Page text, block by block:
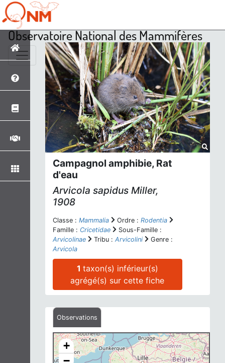
Observatoire National des Mammifères
Campagnol amphibie, Rat
d'eau
Arvicola sapidus Miller,
1908
Classe : Mammalia Ordre : Rodentia
Famille : Cricetidae
Sous-Famille :
Arvicolinae
Tribu : Arvicolini
Genre :
Arvicola
1 taxon(s) inférieur(s)
agrégé(s) sur cette fiche
Observations
+